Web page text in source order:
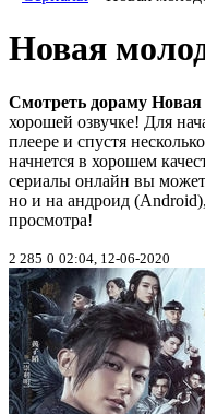
Новая
Смотреть дораму Новая
хорошей озвучке! Для
плеере и спустя
начнется в хорошем
сериалы онлайн вы
но и на андроид
просмотра!
2 285 0 02:04, 12-06-2020